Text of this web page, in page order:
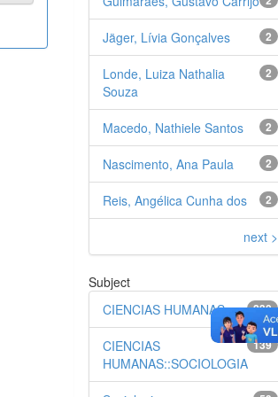
2
Jäger, Lívia Gonçalves
2
Londe, Luiza Nathalia
Souza
2
Macedo, Nathiele Santos
2
Nascimento, Ana Paula
2
Reis, Angélica Cunha dos
next >
Subject
230
CIENCIAS HUMANAS
139
CIENCIAS
HUMANAS::SOCIOLOGIA